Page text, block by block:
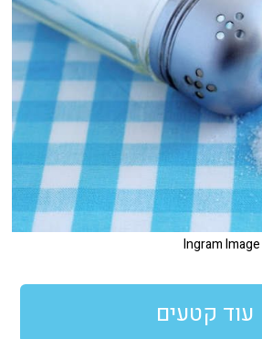
עוד קטעים